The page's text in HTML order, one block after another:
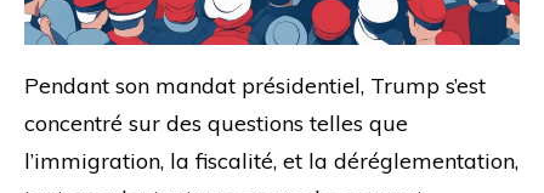
Pendant son mandat présidentiel, Trump s’est
concentré sur des questions telles que
l’immigration, la fiscalité, et la déréglementation,